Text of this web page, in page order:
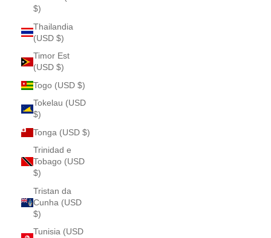
$)
Thailandia
(USD $)
Timor Est
(USD $)
Togo (USD $)
Tokelau (USD
$)
Tonga (USD $)
Trinidad e
Tobago (USD
$)
Tristan da
Cunha (USD
$)
Tunisia (USD